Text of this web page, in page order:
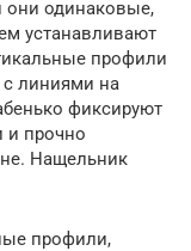
они одинаковые,
устанавливают
профили
линиями на
фиксируют
и прочно
Нащельник
профили,